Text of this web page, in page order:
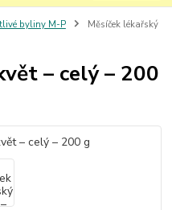
byliny M-P
Měsíček lékařský
– celý – 200